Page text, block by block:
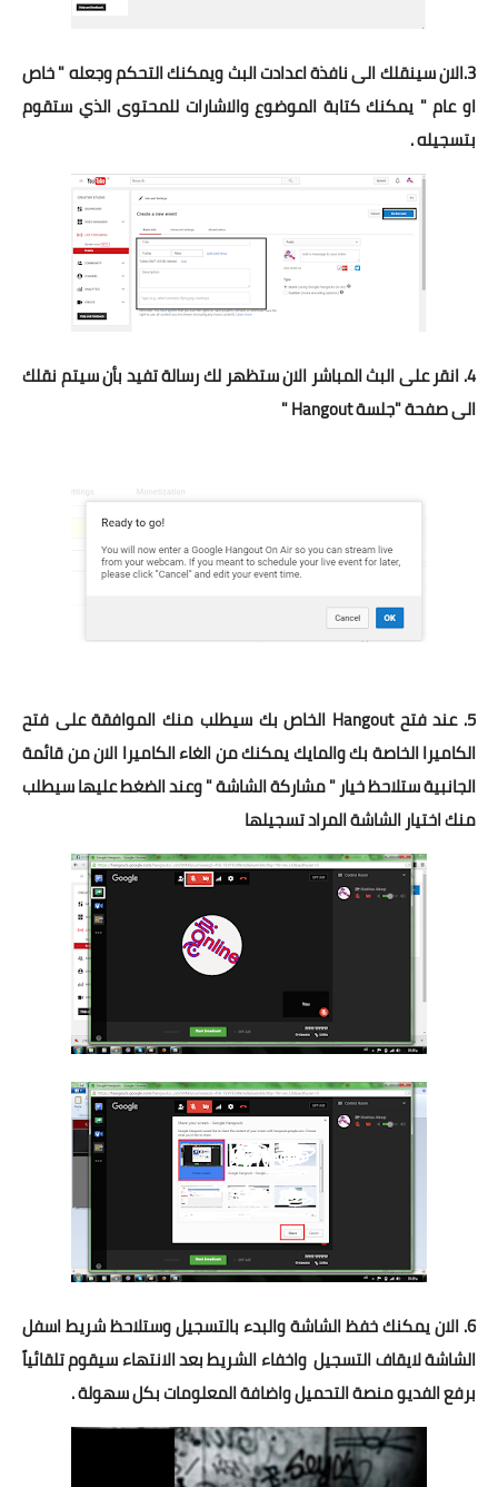
3.الان سينقلك الى نافذة اعدادت البث ويمكنك التحكم وجعله " خاص
او عام " يمكنك كتابة الموضوع والاشارات للمحتوى الذي ستقوم
بتسجيله .
4. انقر على البث المباشر الان ستظهر لك رسالة تفيد بأن سيتم نقلك
الى صفحة "جلسة Hangout "
5. عند فتح Hangout الخاص بك سيطلب منك الموافقة على فتح
الكاميرا الخاصة بك والمايك يمكنك من الغاء الكاميرا الان من قائمة
الجانبية ستلاحظ خيار " مشاركة الشاشة " وعند الضغط عليها سيطلب
منك اختيار الشاشة المراد تسجيلها
6. الان يمكنك خفظ الشاشة والبدء بالتسجيل وستلاحظ شريط اسفل
الشاشة لايقاف التسجيل واخفاء الشريط بعد الانتهاء سيقوم تلقائياً
برفع الفديو منصة التحميل واضافة المعلومات بكل سهولة .